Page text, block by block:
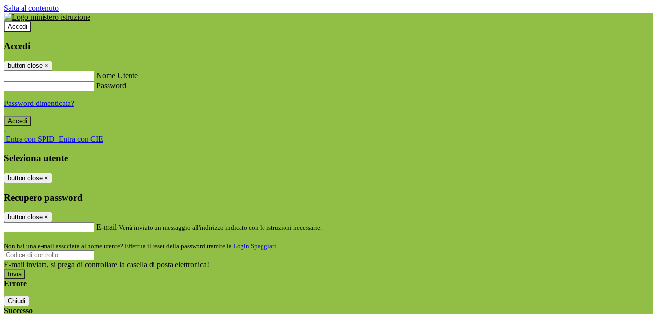
Salta al contenuto
Accedi
Accedi
button close ×
Nome Utente
Password
Password dimenticata?
-
Entra con SPID Entra con CIE
Seleziona utente
button close ×
Recupero password
button close ×
E-mail Verrà inviato un messaggio all'indirizzo indicato con le istruzioni necessarie.
Non hai una e-mail associata al nome utente? Effettua il reset della password tramite la Login Spaggiari
E-mail inviata, si prega di controllare la casella di posta elettronica!
Errore
Chiudi
Successo